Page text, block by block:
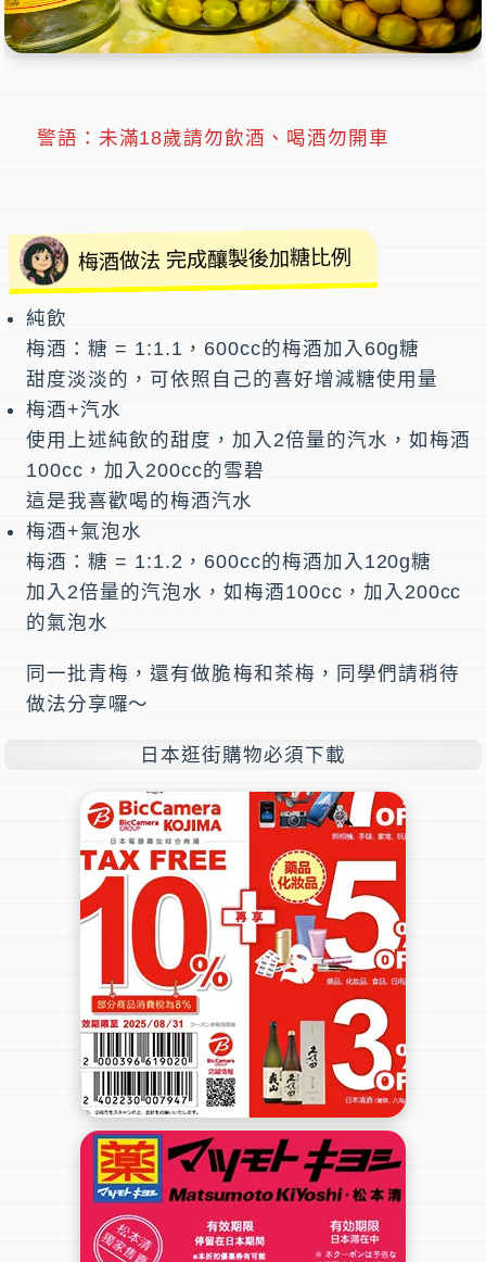
警語：未滿18歲請勿飲酒、喝酒勿開車
梅酒做法 完成釀製後加糖比例
純飲
梅酒：糖 = 1:1.1，600cc的梅酒加入60g糖
甜度淡淡的，可依照自己的喜好增減糖使用量
梅酒+汽水
使用上述純飲的甜度，加入2倍量的汽水，如梅酒
100cc，加入200cc的雪碧
這是我喜歡喝的梅酒汽水
梅酒+氣泡水
梅酒：糖 = 1:1.2，600cc的梅酒加入120g糖
加入2倍量的汽泡水，如梅酒100cc，加入200cc
的氣泡水
同一批青梅，還有做脆梅和茶梅，同學們請稍待
做法分享囉～
日本逛街購物必須下載